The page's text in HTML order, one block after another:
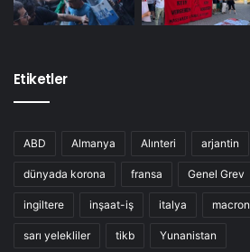
Etiketler
ABD Almanya Alınteri arjantin
dünyada korona fransa Genel Grev
ingiltere inşaat-iş italya macron
sarı yelekliler tikb Yunanistan